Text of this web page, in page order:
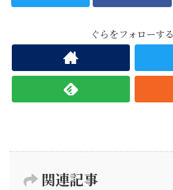
ぐらをフォローする
関連記事